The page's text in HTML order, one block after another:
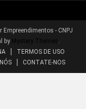
- CNPJ
by Mystery Themes .
TERMOS DE USO
CONTATE-NOS